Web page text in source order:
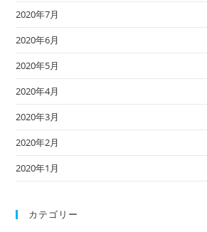
2020年7月
2020年6月
2020年5月
2020年4月
2020年3月
2020年2月
2020年1月
カテゴリー